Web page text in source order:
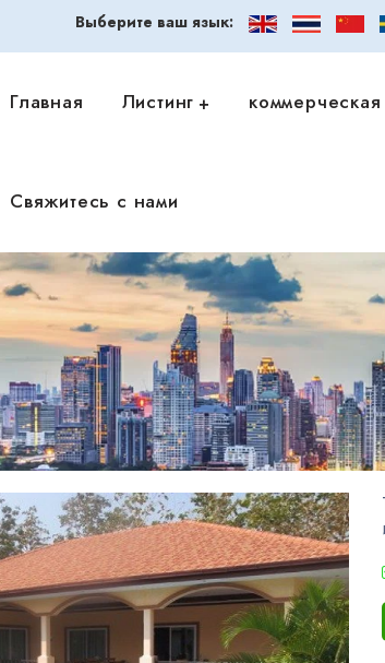
Выберите ваш язык:
Главная Листинг коммерческая
Свяжитесь с нами